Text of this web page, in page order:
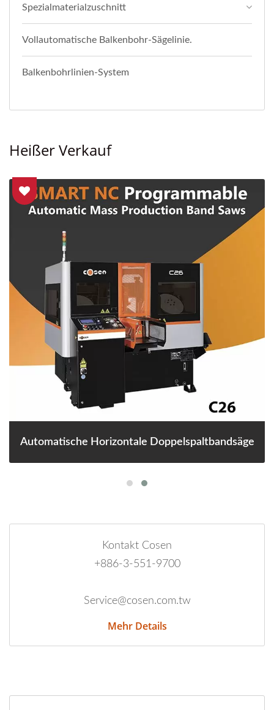
Spezialmaterialzuschnitt
Vollautomatische Balkenbohr-Sägelinie.
Balkenbohrlinien-System
Heißer Verkauf
Automatische Horizontale Doppelspaltbandsäge
Kontakt Cosen
+886-3-551-9700
Service@cosen.com.tw
Mehr Details